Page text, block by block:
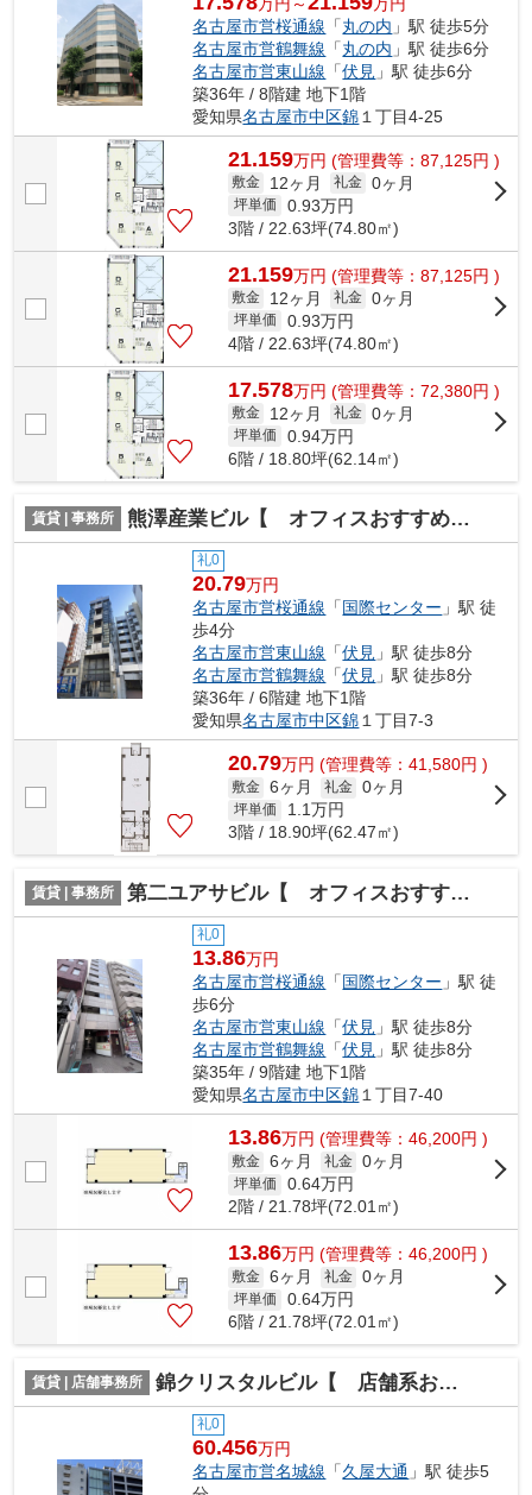
名古屋市営桜通線 「丸の内 」駅 徒歩5分
名古屋市営鶴舞線 「丸の内 」駅 徒歩6分
名古屋市営東山線 「伏見 」駅 徒歩6分
築36年 / 8階建 地下1階
愛知県名古屋市中区錦 １丁目4-25
21.159万円 (管理費等：87,125円 )
敷金 12ヶ月 礼金 0ヶ月
坪単価 0.93万円
3階 / 22.63坪(74.80㎡)
21.159万円 (管理費等：87,125円 )
敷金 12ヶ月 礼金 0ヶ月
坪単価 0.93万円
4階 / 22.63坪(74.80㎡)
17.578万円 (管理費等：72,380円 )
敷金 12ヶ月 礼金 0ヶ月
坪単価 0.94万円
6階 / 18.80坪(62.14㎡)
賃貸 | 事務所 熊澤産業ビル【 オフィスおすすめ 】
礼0
20.79万円
名古屋市営桜通線 「国際センター 」駅 徒
歩4分
名古屋市営東山線 「伏見 」駅 徒歩8分
名古屋市営鶴舞線 「伏見 」駅 徒歩8分
築36年 / 6階建 地下1階
愛知県名古屋市中区錦１丁目7-3
20.79万円 (管理費等：41,580円 )
敷金 6ヶ月 礼金 0ヶ月
坪単価 1.1万円
3階 / 18.90坪(62.47㎡)
賃貸 | 事務所 第二ユアサビル【 オフィスおすすめ 】
礼0
13.86万円
名古屋市営桜通線 「国際センター 」駅 徒
歩6分
名古屋市営東山線 「伏見 」駅 徒歩8分
名古屋市営鶴舞線 「伏見 」駅 徒歩8分
築35年 / 9階建 地下1階
愛知県名古屋市中区錦 １丁目7-40
13.86万円 (管理費等：46,200円 )
敷金 6ヶ月 礼金 0ヶ月
坪単価 0.64万円
2階 / 21.78坪(72.01㎡)
13.86万円 (管理費等：46,200円 )
敷金 6ヶ月 礼金 0ヶ月
坪単価 0.64万円
6階 / 21.78坪(72.01㎡)
賃貸 | 店舗事務所 錦クリスタルビル【 店舗系おすすめ 】
礼0
60.456万円
名古屋市営名城線 「久屋大通 」駅 徒歩5